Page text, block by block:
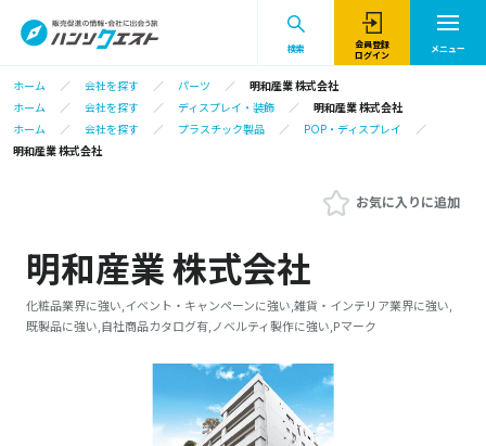
検索
会員登録
ログイン
メニュー
ホーム 会社を探す パーツ
明和産業 株式会社
ホーム
会社を探す ディスプレイ・装飾
明和産業 株式会社
ホーム
会社を探す プラスチック製品
POP・ディスプレイ
明和産業 株式会社
お気に入りに追加
明和産業 株式会社
化粧品業界に強い,イベント・キャンペーンに強い,雑貨・インテリア業界に強い,
既製品に強い,自社商品カタログ有,ノベルティ製作に強い,Pマーク